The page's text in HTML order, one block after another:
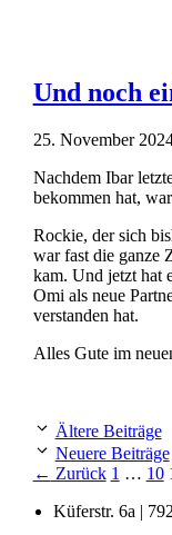
Und noch
25. November
Nachdem Ibar
bekommen hat,
Rockie, der sich
war fast die ganze
kam. Und jetzt hat
Omi als neue
verstanden hat.
Alles Gute im
Ältere Beiträge
Neuere Beiträge
← Zurück Seite
1 … 10
Küferstr. 6a |